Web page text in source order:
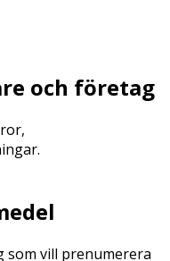
och företag
som vill prenumerera